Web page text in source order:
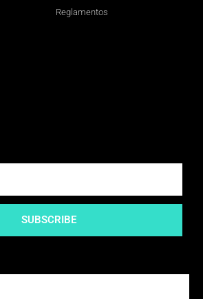
Reglamentos
SUBSCRIBE